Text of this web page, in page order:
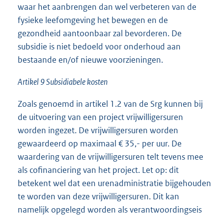
waar het aanbrengen dan wel verbeteren van de
fysieke leefomgeving het bewegen en de
gezondheid aantoonbaar zal bevorderen. De
subsidie is niet bedoeld voor onderhoud aan
bestaande en/of nieuwe voorzieningen.
Artikel 9 Subsidiabele kosten
Zoals genoemd in artikel 1.2 van de Srg kunnen bij
de uitvoering van een project vrijwilligersuren
worden ingezet. De vrijwilligersuren worden
gewaardeerd op maximaal € 35,- per uur. De
waardering van de vrijwilligersuren telt tevens mee
als cofinanciering van het project. Let op: dit
betekent wel dat een urenadministratie bijgehouden
te worden van deze vrijwilligersuren. Dit kan
namelijk opgelegd worden als verantwoordingseis